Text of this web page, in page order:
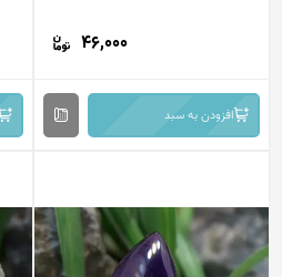
46,000
افزودن به سبد